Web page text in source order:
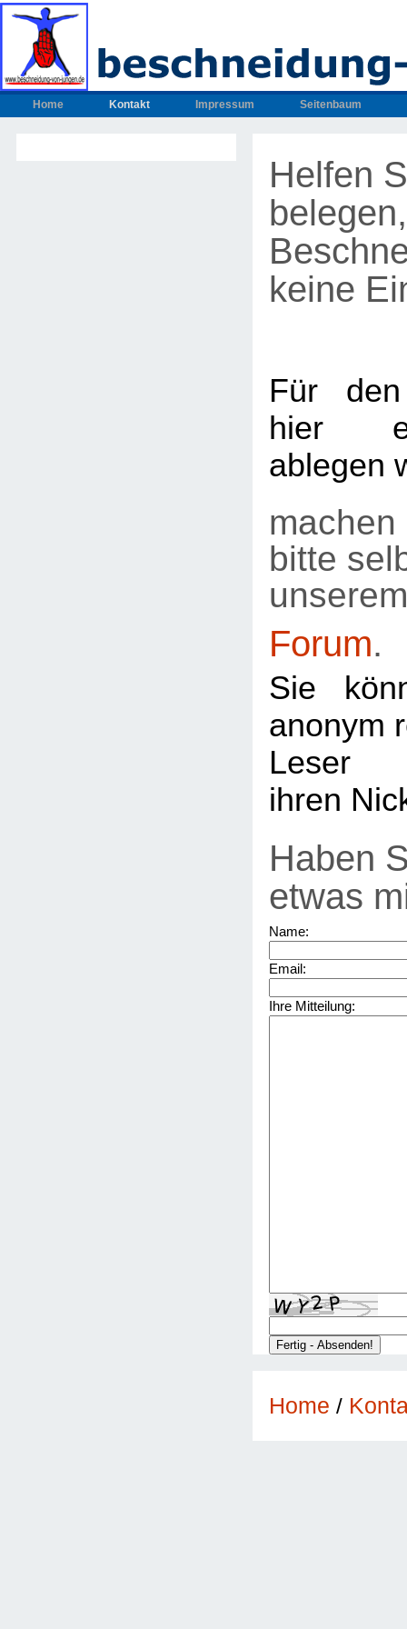
Home Kontakt Impressum Seitenbaum
Helfen
keine
Für den
hier
ablegen
bitte
unserem
Forum.
Sie
anonym
Leser
ihren
Haben
etwas
Name:
Email:
Ihre Mitteilung:
Home /